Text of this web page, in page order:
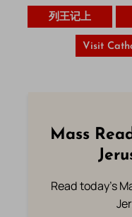
列王记上
Visit
Mass
Read today's